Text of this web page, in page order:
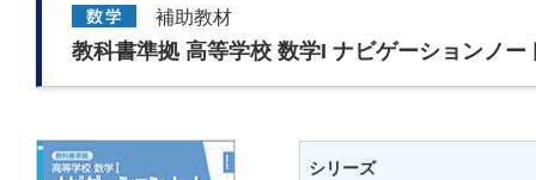
補助教材
教科書準拠 高等学校 数学I ナビゲーションノ
シリーズ